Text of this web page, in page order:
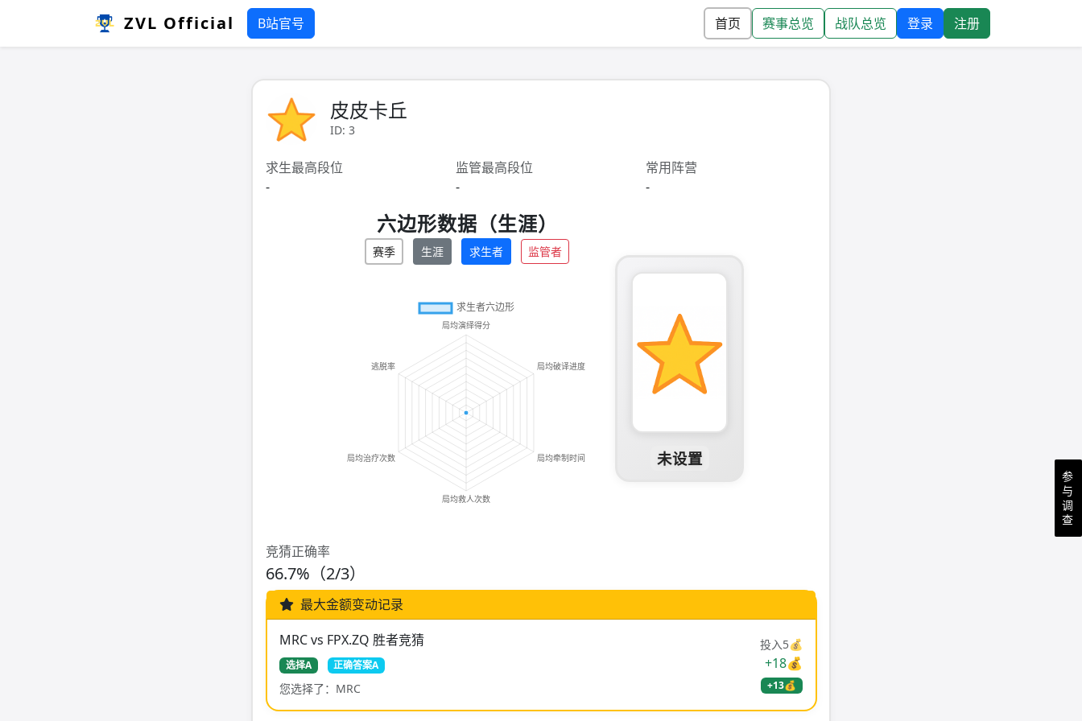
ZVL Official B站官号 首页 赛事总览 战队总览 登录 注册
皮皮卡丘
ID: 3
求生最高段位
-
监管最高段位
-
常用阵营
-
六边形数据（生涯）
赛季 生涯 求生者 监管者
未设置
竞猜正确率
66.7%（2/3）
最大金额变动记录
MRC vs FPX.ZQ 胜者竞猜
选择A 正确答案A
您选择了：MRC
投入5💰
+18💰
+13💰
参
与
调
查